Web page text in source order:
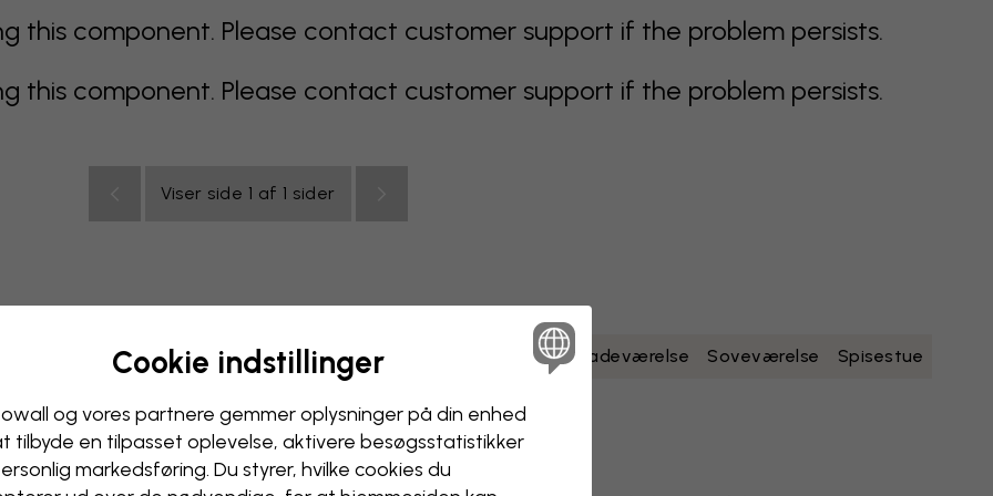
this component. Please contact customer support if the problem persists.
this component. Please contact customer support if the problem persists.
Viser side 1 af 1 sider
Orange lyserødt lilla rødt gult Badeværelse Soveværelse Spisestue
Cookie indstillinger
og vores partnere gemmer oplysninger på din enhed
tilbyde en tilpasset oplevelse, aktivere besøgs­statistikker
markedsføring. Du styrer, hvilke cookies du